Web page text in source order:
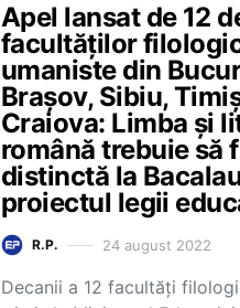
Apel lansat de 12
facultăților
umaniste din
Brașov, Sibiu,
Craiova: Limba și
română trebuie să
distinctă la
proiectul legii
R.P. 24 august 2022
Decanii a 12 facultăți